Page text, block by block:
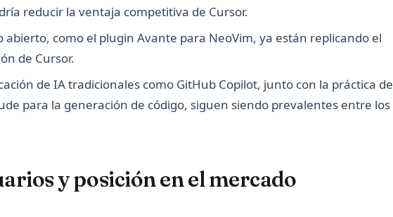
reducir la ventaja competitiva de Cursor.
abierto, como el plugin Avante para NeoVim, ya están replicando el
de Cursor.
de IA tradicionales como GitHub Copilot, junto con la práctica de
para la generación de código, siguen siendo prevalentes entre los
y posición en el mercado